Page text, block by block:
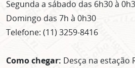
Segunda a sábado das 6h30 à
Domingo das 7h à 0h30
Telefone: (11) 3259-8416
Como chegar: Desça na estação